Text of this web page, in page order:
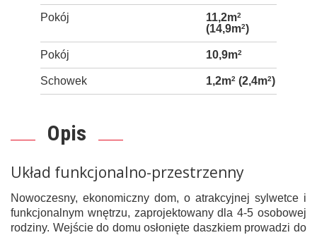
Pokój 11,2m2
(14,9m2)
Pokój 10,9m2
Schowek 1,2m2(2,4m2)
Opis
Układ funkcjonalno-przestrzenny
Nowoczesny, ekonomiczny dom, o atrakcyjnej sylwetce i
funkcjonalnym wnętrzu, zaprojektowany dla 4-5 osobowej
rodziny. Wejście do domu osłonięte daszkiem prowadzi do